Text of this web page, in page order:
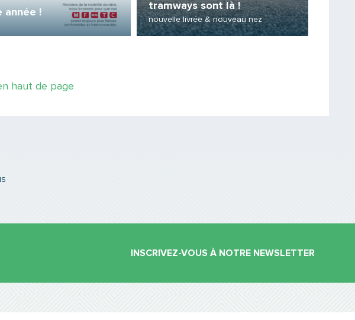
année !
tramways sont là !
nouvelle livrée & nouveau nez
haut de page
INSCRIVEZ-VOUS À NOTRE NEWSLETTER